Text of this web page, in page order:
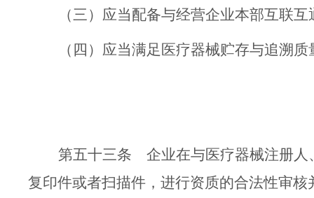
（三） 应当配备与经营企业本部互联互
（四） 应当满足医疗器械贮存与追溯质
第五十三条 企业在与医疗器械注册
复印件或者扫描件，进行资质的合法性审核